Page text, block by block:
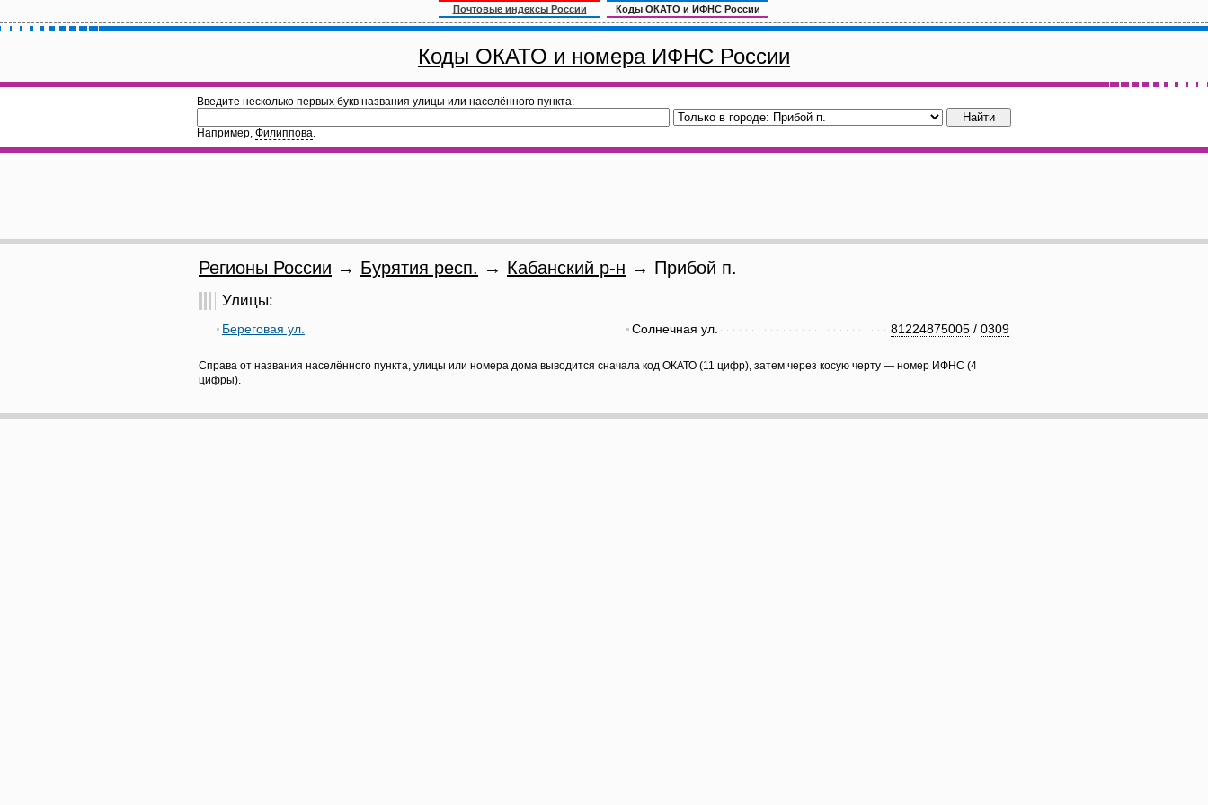
Почтовые индексы России Коды ОКАТО и ИФНС России
Коды ОКАТО и номера ИФНС России
Введите несколько первых букв названия улицы или населённого пункта:
Например, Филиппова.
Регионы России → Бурятия респ. → Кабанский р-н → Прибой п.
Улицы:
Береговая ул. 81224875005 / 0309
Солнечная ул.
Справа от названия населённого пункта, улицы или номера дома выводится сначала код ОКАТО (11 цифр), затем через косую черту — номер ИФНС (4
цифры).